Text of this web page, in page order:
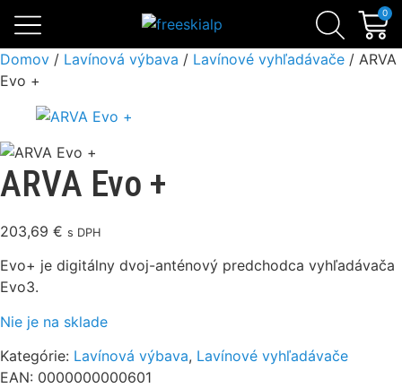
0
Domov / Lavínová výbava / Lavínové vyhľadávače / ARVA
Evo +
ARVA Evo +
203,69 € s DPH
Evo+ je digitálny dvoj-anténový predchodca vyhľadávača
Evo3.
Nie je na sklade
Kategórie: Lavínová výbava, Lavínové vyhľadávače
EAN: 0000000000601